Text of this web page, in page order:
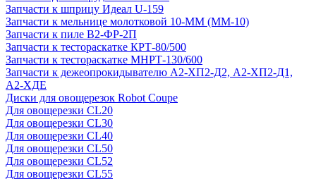
Запчасти к шприцу Идеал U-159
Запчасти к мельнице молотковой 10-ММ (ММ-10)
Запчасти к пиле В2-ФР-2П
Запчасти к тестораскатке КРТ-80/500
Запчасти к тестораскатке МНРТ-130/600
Запчасти к деже­опрокидывателю А2-ХП2-Д2, А2-ХП2-Д1,
А2-ХДЕ
Диски для овощерезок Robot Coupe
Для овощерезки CL20
Для овощерезки CL30
Для овощерезки CL40
Для овощерезки CL50
Для овощерезки CL52
Для овощерезки CL55